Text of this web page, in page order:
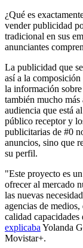
¿Qué es
vender publicidad
tradicional en sus
anunciantes
La publicidad que
así a la
la información sobre
también mucho más
audiencia que está
público receptor y
publicitarias de #0
anuncios, sino que
su perfil.
"Este proyecto es
ofrecer al mercado
las nuevas
agencias de
calidad
explicaba Yolanda
Movistar+.